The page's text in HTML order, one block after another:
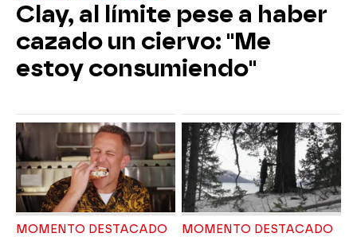
Clay, al límite pese a haber
cazado un ciervo: "Me
estoy consumiendo"
MOMENTO DESTACADO MOMENTO DESTACADO